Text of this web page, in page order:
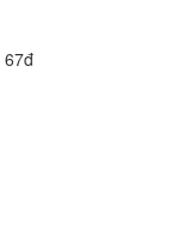
67đ